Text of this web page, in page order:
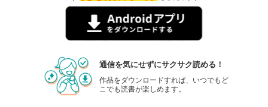
通信を気にせずにサクサク読める！
作品をダウンロードすれば、いつでもど
こでも読書が楽しめます。